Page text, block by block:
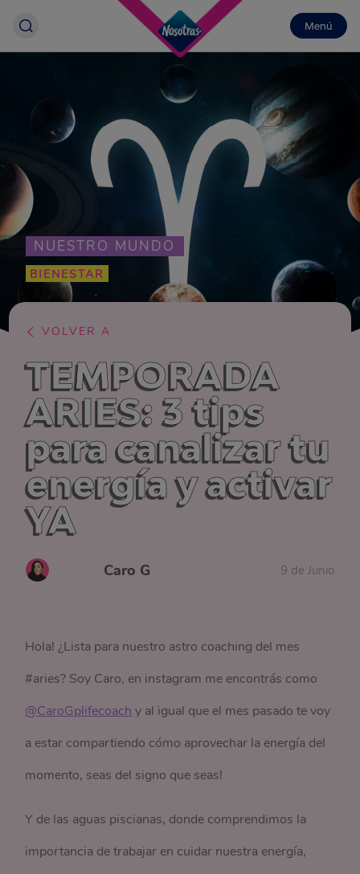
Menú
NUESTRO MUNDO
BIENESTAR
VOLVER A
TEMPORADA
ARIES: 3 tips
para canalizar tu
energía y activar
YA
Caro G 9 de Junio
Hola! ¿Lista para nuestro astro coaching del mes
#aries? Soy Caro, en instagram me encontrás como
@CaroGplifecoach y al igual que el mes pasado te voy
a estar compartiendo cómo aprovechar la energía del
momento, seas del signo que seas!
Y de las aguas piscianas, donde comprendimos la
importancia de trabajar en cuidar nuestra energía,